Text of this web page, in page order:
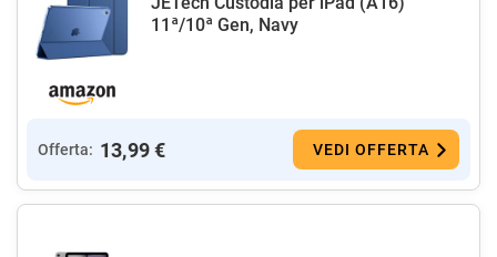
11ª/10ª Gen, Navy
Offerta: 13,99 € VEDI OFFERTA